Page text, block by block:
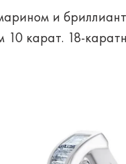
и
карат. 18-